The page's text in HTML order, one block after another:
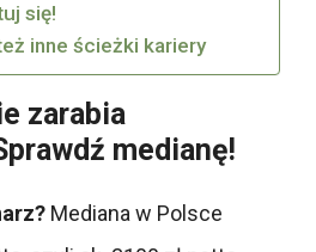
się!
inne ścieżki kariery
zarabia
medianę!
Mediana w Polsce